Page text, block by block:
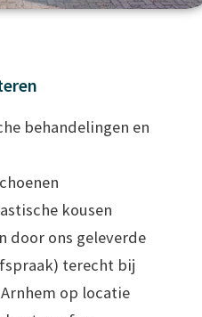
behandelingen en
kousen
door ons geleverde
terecht bij
op locatie